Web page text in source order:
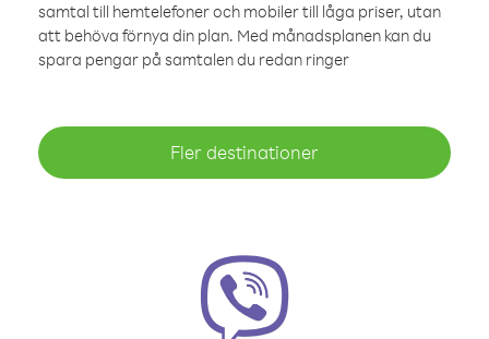
samtal till hemtelefoner och mobiler till låga priser, utan
att behöva förnya din plan. Med månadsplanen kan du
spara pengar på samtalen du redan ringer
Fler destinationer